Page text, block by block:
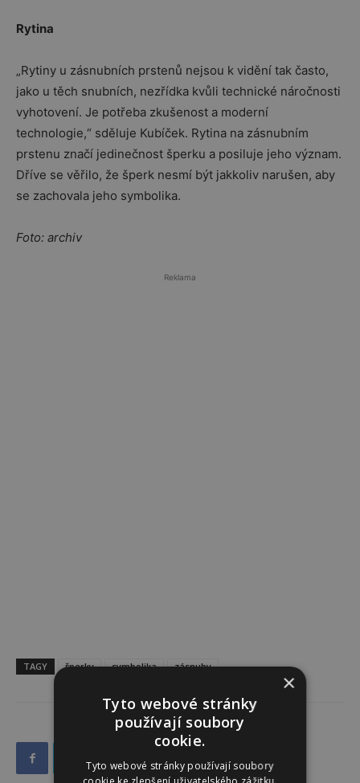
Rytina
„Rytiny u zásnubních prstenů nejsou k vidění tak často,
jako u těch snubních, nezřídka kvůli technické náročnosti
vyhotovení. Je potřeba zkušenost a moderní
technologie,“ sděluje Kubíček. Rytina na zásnubním
prstenu značí jedinečnost šperku a posiluje jeho význam.
Dříve se věřilo, že šperk nesmí být jakkoliv narušen, aby
se zachovala jeho symbolika.
Foto: archiv
Reklama
TAGY šperky symbolika zásnuby
×
Tyto webové stránky
používají soubory
cookie.
Tyto webové stránky používají soubory